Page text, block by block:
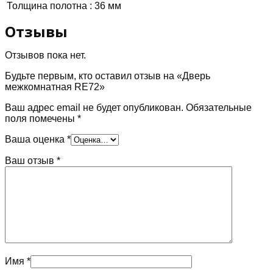
Толщина полотна : 36 мм
Отзывы
Отзывов пока нет.
Будьте первым, кто оставил отзыв на «Дверь
межкомнатная RE72»
Ваш адрес email не будет опубликован. Обязательные
поля помечены *
Ваша оценка *
Ваш отзыв *
Имя *